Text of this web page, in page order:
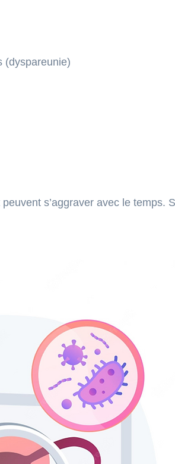
(dyspareunie)
s’aggraver avec le temps.